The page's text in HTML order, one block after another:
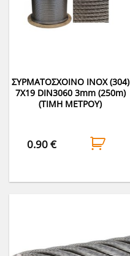
ΣΥΡΜΑΤΟΣΧΟΙΝΟ INOX (304)
7Χ19 DIN3060 3mm (250m)
(ΤΙΜΗ ΜΕΤΡΟΥ)
0.90€